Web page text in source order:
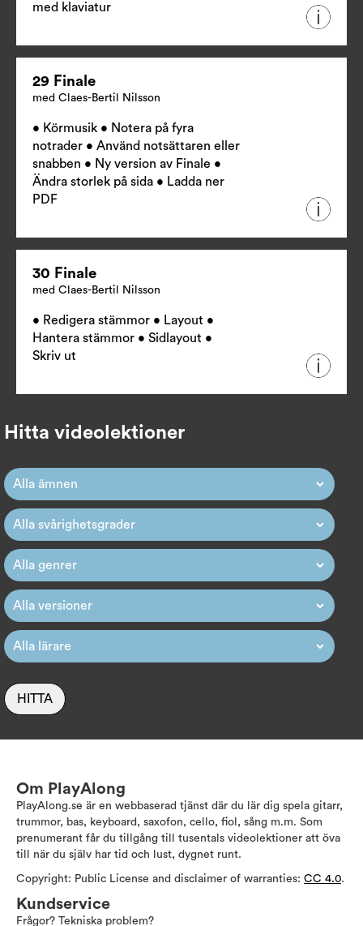
med klaviatur
29 Finale
med Claes-Bertil Nilsson
• Körmusik • Notera på fyra
notrader • Använd notsättaren eller
snabben • Ny version av Finale •
Ändra storlek på sida • Ladda ner
PDF
30 Finale
med Claes-Bertil Nilsson
• Redigera stämmor • Layout •
Hantera stämmor • Sidlayout •
Skriv ut
Hitta videolektioner
HITTA
Om PlayAlong
PlayAlong.se är en webbaserad tjänst där du lär dig spela gitarr,
trummor, bas, keyboard, saxofon, cello, fiol, sång m.m. Som
prenumerant får du tillgång till tusentals videolektioner att öva
till när du själv har tid och lust, dygnet runt.
Copyright: Public License and disclaimer of warranties: CC 4.0.
Kundservice
Frågor? Tekniska problem?